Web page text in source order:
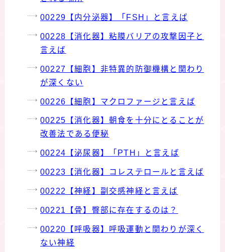
00229【内分泌器】「FSH」と言えば
00228【消化器】粘膜バリアの攻撃因子と
言えば
00227【細胞】非特異的防御機構と関わり
が深くない
00226【細胞】マクロファージと言えば
00225【消化器】朝食を十分にとることが
改善法である便秘
00224【泌尿器】「PTH」と言えば
00223【消化器】コレステロールと言えば
00222【神経】副交感神経と言えば
00221【骨】臀部に存在するのは？
00220【呼吸器】呼吸運動と関わりが深く
ない神経